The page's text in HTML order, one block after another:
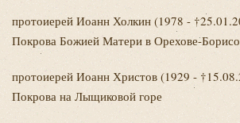
протоиерей Иоанн Холкин (1978 -
Покрова Божией Матери в Орехове-
протоиерей Иоанн Христов (1929 -
Покрова на Лыщиковой горе